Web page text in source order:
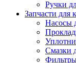
Ручки
Запчасти для
Насосы
Смазки